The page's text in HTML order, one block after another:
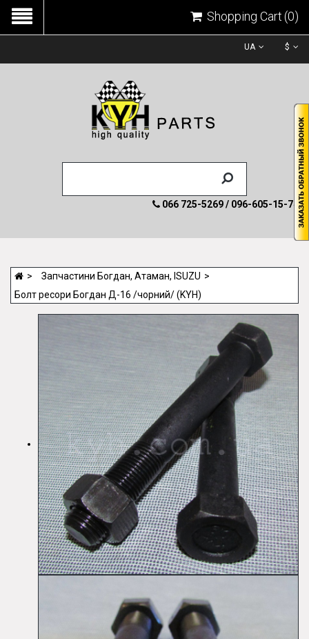
UA $
066 725-5269 / 096-605-15-74
Shopping Cart(0)
Запчастини Богдан, Атаман, ISUZU
Болт ресори Богдан Д-16 /чорний/ (KYH)